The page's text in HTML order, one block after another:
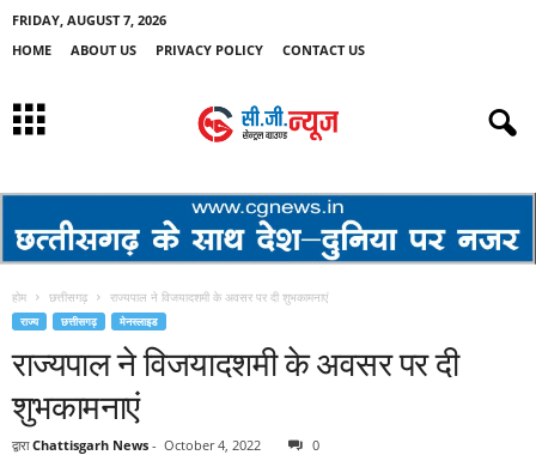
FRIDAY, AUGUST 7, 2026
HOME
ABOUT US PRIVACY POLICY CONTACT US
होम छत्तीसगढ़ राज्यपाल ने विजयादशमी के अवसर पर दी शुभकामनाएं
राज्य छत्तीसगढ़ मेनस्लाइड
राज्यपाल ने विजयादशमी के अवसर पर दी
शुभकामनाएं
द्वारा Chattisgarh News - October 4, 2022 0